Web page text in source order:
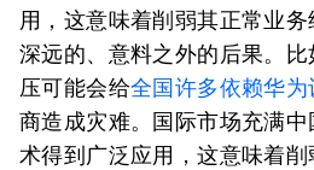
用，这意味着削弱其正常业
深远的、意料之外的后果。
压可能会给全国许多依赖华为
商造成灾难。国际市场充满
术得到广泛应用，这意味着